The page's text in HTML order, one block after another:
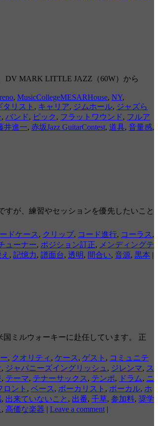
DV MARK LITTLE JAZZ（60W）から
, MusicCollegeMESARHouse, NY,
タリスト , キャリア, ジムホール, ジャズら
, バンド, ピック , フラットワウンド, フルア
井進一, 赤坂Jazz GuitarContest, 道具, 音量感,
が、練習やセッションを優先したいこと
ドケース , クリップ, コード進行, コーラス ,
ューナー, ポジション訂正, メンディングテ
, 記憶力, 譜面台, 透明, 間合い, 音源, 黒本 |
ミルウォーキーに赴任しています。 正
, クオリティ , ケース , ゲスト , コミュニテ
, ジャパニーズイングリッシュ , ジレンマ, ス
, テーマ, テナーサックス , テンポ, ドラム, ニ
ロント , ベース , ボーカリスト , ボーカル, ホ
, 出来ていないこと , 出番, 千草, 参加料, 奨学
, 高価な楽器 | Leave a comment |